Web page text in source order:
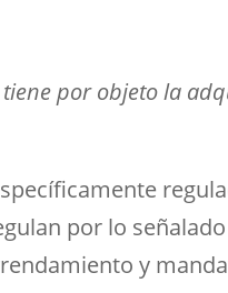
por objeto la
por lo
y